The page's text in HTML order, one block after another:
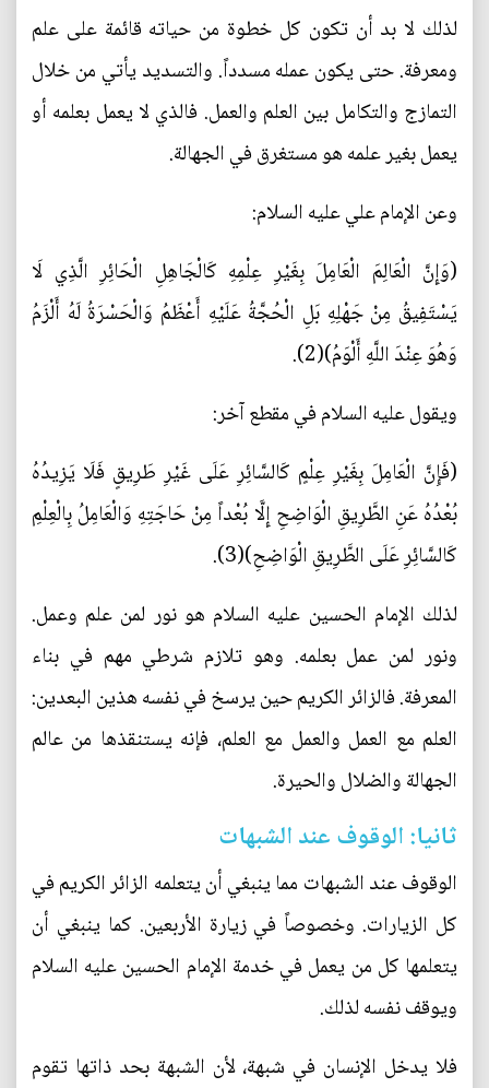
لذلك لا بد أن تكون كل خطوة من حياته قائمة على علم
ومعرفة. حتى يكون عمله مسدداً. والتسديد يأتي من خلال
التمازج والتكامل بين العلم والعمل. فالذي لا يعمل بعلمه أو
يعمل بغير علمه هو مستغرق في الجهالة.
وعن الإمام علي عليه السلام:
(وَإِنَّ الْعَالِمَ الْعَامِلَ بِغَيْرِ عِلْمِهِ كَالْجَاهِلِ الْحَائِرِ الَّذِي لَا
يَسْتَفِيقُ مِنْ جَهْلِهِ بَلِ الْحُجَّةُ عَلَيْهِ أَعْظَمُ وَالْحَسْرَةُ لَهُ أَلْزَمُ
وَهُوَ عِنْدَ اللَّهِ أَلْوَمُ)(2).
ويقول عليه السلام في مقطع آخر:
(فَإِنَّ الْعَامِلَ بِغَيْرِ عِلْمٍ كَالسَّائِرِ عَلَى غَيْرِ طَرِيقٍ فَلَا يَزِيدُهُ
بُعْدُهُ عَنِ الطَّرِيقِ الْوَاضِحِ إِلَّا بُعْداً مِنْ حَاجَتِهِ وَالْعَامِلُ بِالْعِلْمِ
كَالسَّائِرِ عَلَى الطَّرِيقِ الْوَاضِحِ)(3).
لذلك الإمام الحسين عليه السلام هو نور لمن علم وعمل.
ونور لمن عمل بعلمه. وهو تلازم شرطي مهم في بناء
المعرفة. فالزائر الكريم حين يرسخ في نفسه هذين البعدين:
العلم مع العمل والعمل مع العلم، فإنه يستنقذها من عالم
الجهالة والضلال والحيرة.
ثانيا: الوقوف عند الشبهات
الوقوف عند الشبهات مما ينبغي أن يتعلمه الزائر الكريم في
كل الزيارات. وخصوصاً في زيارة الأربعين. كما ينبغي أن
يتعلمها كل من يعمل في خدمة الإمام الحسين عليه السلام
ويوقف نفسه لذلك.
فلا يدخل الإنسان في شبهة، لأن الشبهة بحد ذاتها تقوم